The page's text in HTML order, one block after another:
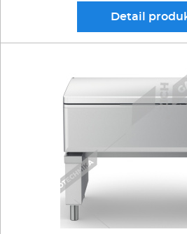
Detail